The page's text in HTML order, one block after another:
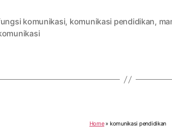
komunikasi, komunikasi pendidikan,
Home» komunikasi pendidikan